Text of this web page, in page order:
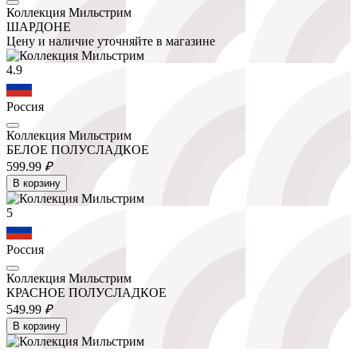
Коллекция Мильстрим
ШАРДОНЕ
Цену и наличие уточняйте в магазине
4.9
Россия
Коллекция Мильстрим
БЕЛОЕ ПОЛУСЛАДКОЕ
599.99 ₽
В корзину
5
Россия
Коллекция Мильстрим
КРАСНОЕ ПОЛУСЛАДКОЕ
549.99 ₽
В корзину